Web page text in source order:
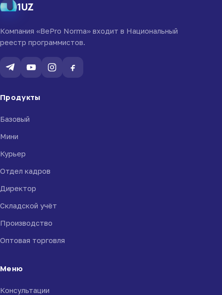
1UZ
Компания «BePro Norma» входит в Национальный
реестр программистов.
Продукты
Базовый
Мини
Курьер
Отдел кадров
Директор
Складской учёт
Производство
Оптовая торговля
Меню
Консультации